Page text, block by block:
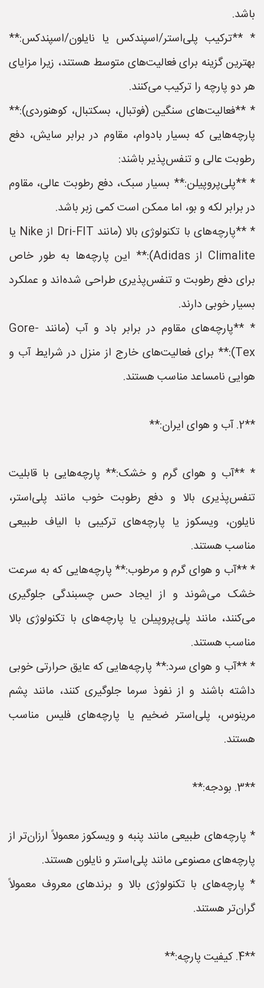
باشد.
* **ترکیب پلی‌استر/اسپندکس یا نایلون/اسپندکس:**
بهترین گزینه برای فعالیت‌های متوسط هستند، زیرا مزایای
هر دو پارچه را ترکیب می‌کنند.
* **فعالیت‌های سنگین (فوتبال، بسکتبال، کوهنوردی):**
پارچه‌هایی که بسیار بادوام، مقاوم در برابر سایش، دفع
رطوبت عالی و تنفس‌پذیر باشند:
* **پلی‌پروپیلن:** بسیار سبک، دفع رطوبت عالی، مقاوم
در برابر لکه و بو، اما ممکن است کمی زبر باشد.
* **پارچه‌های با تکنولوژی بالا (مانند Dri-FIT از Nike یا
Climalite از Adidas):** این پارچه‌ها به طور خاص
برای دفع رطوبت و تنفس‌پذیری طراحی شده‌اند و عملکرد
بسیار خوبی دارند.
* **پارچه‌های مقاوم در برابر باد و آب (مانند Gore-
Tex):** برای فعالیت‌های خارج از منزل در شرایط آب و
هوایی نامساعد مناسب هستند.
**2. آب و هوای ایران:**
* **آب و هوای گرم و خشک:** پارچه‌هایی با قابلیت
تنفس‌پذیری بالا و دفع رطوبت خوب مانند پلی‌استر،
نایلون، ویسکوز یا پارچه‌های ترکیبی با الیاف طبیعی
مناسب هستند.
* **آب و هوای گرم و مرطوب:** پارچه‌هایی که به سرعت
خشک می‌شوند و از ایجاد حس چسبندگی جلوگیری
می‌کنند، مانند پلی‌پروپیلن یا پارچه‌های با تکنولوژی بالا
مناسب هستند.
* **آب و هوای سرد:** پارچه‌هایی که عایق حرارتی خوبی
داشته باشند و از نفوذ سرما جلوگیری کنند، مانند پشم
مرینوس، پلی‌استر ضخیم یا پارچه‌های فلیس مناسب
هستند.
**3. بودجه:**
* پارچه‌های طبیعی مانند پنبه و ویسکوز معمولاً ارزان‌تر از
پارچه‌های مصنوعی مانند پلی‌استر و نایلون هستند.
* پارچه‌های با تکنولوژی بالا و برندهای معروف معمولاً
گران‌تر هستند.
**4. کیفیت پارچه:**